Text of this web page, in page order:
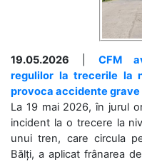
19.05.2026
CFM
regulilor la trecerile la
provoca accidente grave
La 19 mai 2026, în jurul
incident la o trecere la
unui tren, care circula
Bălți, a aplicat frânarea